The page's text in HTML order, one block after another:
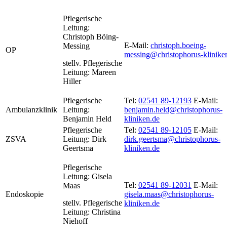
OP
Pflegerische
Leitung:
Christoph Böing-
Messing
stellv. Pflegerische
Leitung: Mareen
Hiller
E-Mail: christoph.boeing-
messing@christophorus-
Ambulanzklinik
Pflegerische
Leitung:
Benjamin Held
Tel: 02541 89-12193 E-Mail:
benjamin.held@christophorus-
kliniken.de
ZSVA
Pflegerische
Leitung: Dirk
Geertsma
Tel: 02541 89-12105 E-Mail:
dirk.geertsma@christophorus-
kliniken.de
Endoskopie
Pflegerische
Leitung: Gisela
Maas
stellv. Pflegerische
Leitung: Christina
Niehoff
Tel: 02541 89-12031 E-Mail:
gisela.maas@christophorus-
kliniken.de